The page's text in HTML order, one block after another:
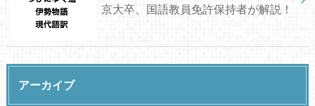
京大卒、国語教員免許保持者が解説！
アーカイブ